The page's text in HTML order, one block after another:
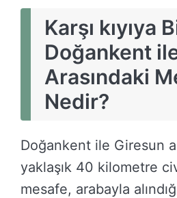
Karşı kıyıya
Doğankent
Arasındaki
Nedir?
Doğankent ile Giresun
yaklaşık 40 kilometre
mesafe, arabayla